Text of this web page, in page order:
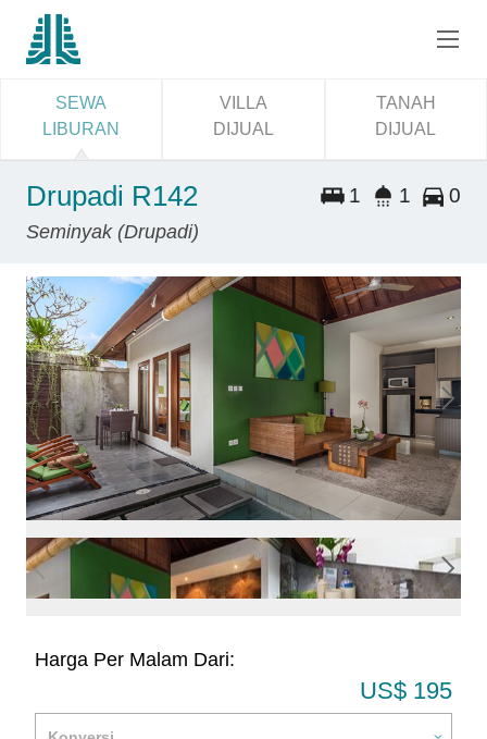
SEWA
LIBURAN
VILLA
DIJUAL
TANAH
DIJUAL
Drupadi R142
Seminyak (Drupadi)
1 1 0
Harga Per Malam Dari:
US$ 195